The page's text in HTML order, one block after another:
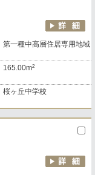
第一種中高層住居専用地域
165.00m2
桜ヶ丘中学校